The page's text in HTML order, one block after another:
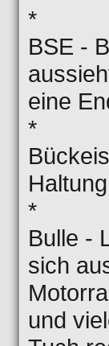
*
BSE -
eine
*
*
Bulle -
sich
und